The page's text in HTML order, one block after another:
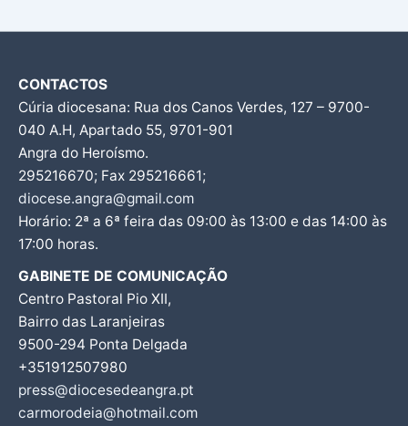
CONTACTOS
Cúria diocesana: Rua dos Canos Verdes, 127 – 9700-
040 A.H, Apartado 55, 9701-901
Angra do Heroísmo.
295216670; Fax 295216661;
diocese.angra@gmail.com
Horário: 2ª a 6ª feira das 09:00 às 13:00 e das 14:00 às
17:00 horas.
GABINETE DE COMUNICAÇÃO
Centro Pastoral Pio XII,
Bairro das Laranjeiras
9500-294 Ponta Delgada
+351912507980
press@diocesedeangra.pt
carmorodeia@hotmail.com